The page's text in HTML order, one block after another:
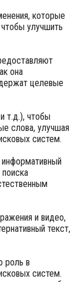
которые
улучшить
она
целевые
т.д.), чтобы
слова, улучшая
систем.
и видео,
текст,
роль в
систем.